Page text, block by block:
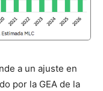
a un ajuste en
por la GEA de la